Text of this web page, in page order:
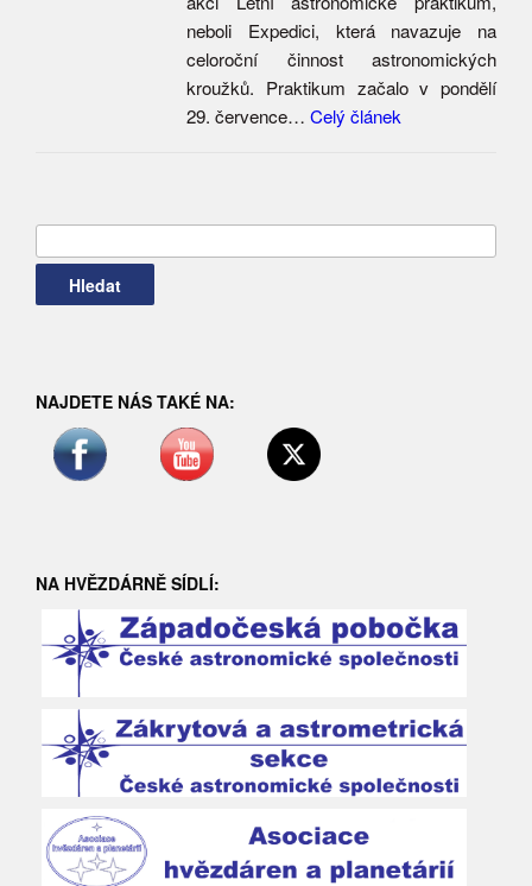
neboli Expedici, která navazuje na
celoroční činnost astronomických
kroužků. Praktikum začalo v pondělí
29. července… Celý článek
NAJDETE NÁS TAKÉ NA:
NA HVĚZDÁRNĚ SÍDLÍ: